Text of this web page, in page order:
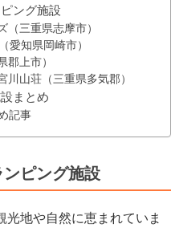
ング施設
（三重県志摩市）
愛知県岡崎市）
郡上市）
川山荘（三重県多気郡）
まとめ
記事
ピング施設
地や自然に恵まれていま